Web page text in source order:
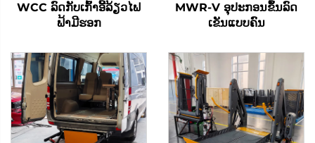
WCC ລົດກັບເກົ້າອີ້ລ້ຽວໄຟ
ຟ້າມີຮອກ
MWR-V ອຸປະກອນຂຶ້ນລົດ
ເຂັນແບບຄົນ